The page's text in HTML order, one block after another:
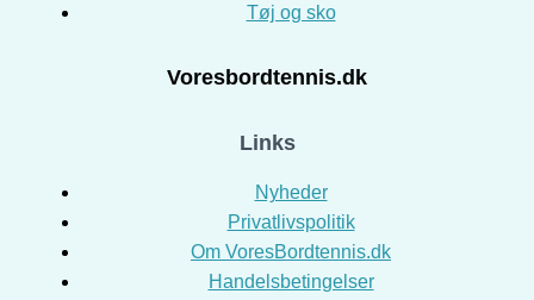
Tøj og sko
Voresbordtennis.dk
Links
Nyheder
Privatlivspolitik
Om VoresBordtennis.dk
Handelsbetingelser